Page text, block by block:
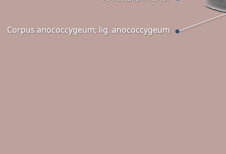
Corpus anococcygeum; lig. anococcygeum